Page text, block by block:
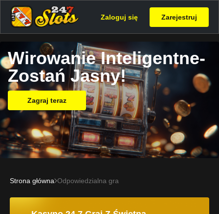
Zaloguj się Zarejestruj
Wirowanie Inteligentne-
Zostań Jasny!
Zagraj teraz
Strona główna Odpowiedzialna gra